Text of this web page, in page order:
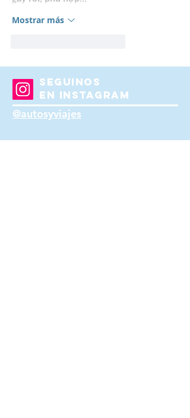
Mostrar más
SEGUINOS
EN INSTAGRAM
@autosyviajes